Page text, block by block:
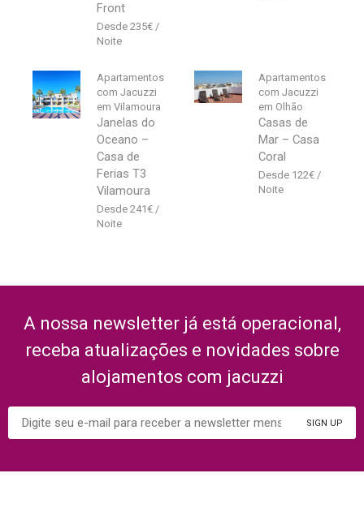
Front
235€
Apartamentos
com Jacuzzi
em Vilamoura
Janelas do
Oceano –
Casa de
Ferias T3
Vilamoura
241€
Apartamentos
com Jacuzzi
em Olhão
Casas de
Mar – Casa
Coral
122€
A nossa newsletter já está operacional,
receba atualizações e novidades sobre
alojamentos com jacuzzi